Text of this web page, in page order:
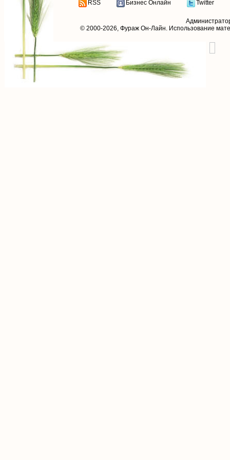
RSS Бизнес Онлайн Twitter
© 2000-2026, Фураж Он-Лайн. Использование